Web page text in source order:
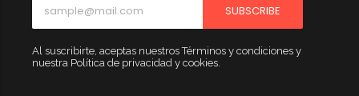
SUBSCRIBE
Al suscribirte, aceptas nuestros Términos y condiciones y
nuestra Política de privacidad y cookies.